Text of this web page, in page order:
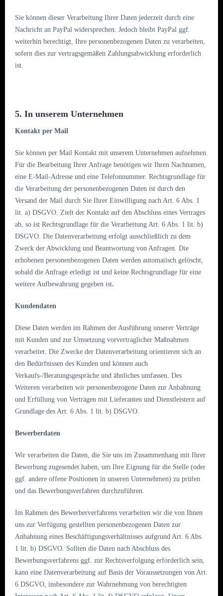
Sie können dieser Verarbeitung Ihrer Daten jederzeit durch eine
Nachricht an PayPal widersprechen. Jedoch bleibt PayPal ggf.
weiterhin berechtigt, Ihre personenbezogenen Daten zu verarbeiten,
sofern dies zur vertragsgemäßen Zahlungsabwicklung erforderlich
ist.
5. In unserem Unternehmen
Kontakt per Mail
Sie können per Mail Kontakt mit unserem Unternehmen aufnehmen.
Für die Bearbeitung Ihrer Anfrage benötigen wir Ihren Nachnamen,
eine E-Mail-Adresse und eine Telefonnummer. Rechtsgrundlage für
die Verarbeitung der personenbezogenen Daten ist durch den
Versand der Mail durch Sie Ihrer Einwilligung nach Art. 6 Abs. 1
lit. a) DSGVO. Zielt der Kontakt auf den Abschluss eines Vertrages
ab, so ist Rechtsgrundlage für die Verarbeitung Art. 6 Abs. 1 lit. b)
DSGVO. Die Datenverarbeitung erfolgt ausschließlich zu dem
Zweck der Abwicklung und Beantwortung von Anfragen. Die
erhobenen personenbezogenen Daten werden automatisch gelöscht,
sobald die Anfrage erledigt ist und keine Rechtsgrundlage für eine
weitere Aufbewahrung gegeben ist.
Kundendaten
Diese Daten werden im Rahmen der Ausführung unserer Verträge
mit Kunden und zur Umsetzung vorvertraglicher Maßnahmen
verarbeitet. Die Zwecke der Datenverarbeitung orientieren sich an
den Bedürfnissen des Kunden und können auch
Verkaufs-/Beratungsgespräche und ähnliches umfassen. Des
Weiteren verarbeiten wir personenbezogene Daten zur Anbahnung
und Erfüllung von Verträgen mit Lieferanten und Dienstleistern auf
Grundlage des Art. 6 Abs. 1 lit. b) DSGVO.
Bewerberdaten
Wir verarbeiten die Daten, die Sie uns im Zusammenhang mit Ihrer
Bewerbung zugesendet haben, um Ihre Eignung für die Stelle (oder
ggf. andere offene Positionen in unseren Unternehmen) zu prüfen
und das Bewerbungsverfahren durchzuführen.
Im Rahmen des Bewerberverfahrens verarbeiten wir die von Ihnen
uns zur Verfügung gestellten personenbezogenen Daten zur
Anbahnung eines Beschäftigungsverhältnisses aufgrund Art. 6 Abs.
1 lit. b) DSGVO. Sollten die Daten nach Abschluss des
Bewerbungsverfahrens ggf. zur Rechtsverfolgung erforderlich sein,
kann eine Datenverarbeitung auf Basis der Voraussetzungen von Art.
6 DSGVO, insbesondere zur Wahrnehmung von berechtigten